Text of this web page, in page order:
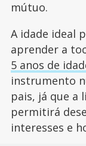
mútuo.
A idade ideal
aprender a
5 anos de
instrumento
pais, já que a
permitirá
interesses e